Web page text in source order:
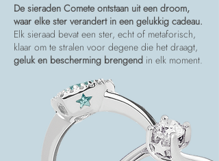
De sieraden Comete ontstaan uit een droom,
waar elke ster verandert in een gelukkig cadeau.
Elk sieraad bevat een ster, echt of metaforisch,
klaar om te stralen voor degene die het draagt,
geluk en bescherming brengend in elk moment.